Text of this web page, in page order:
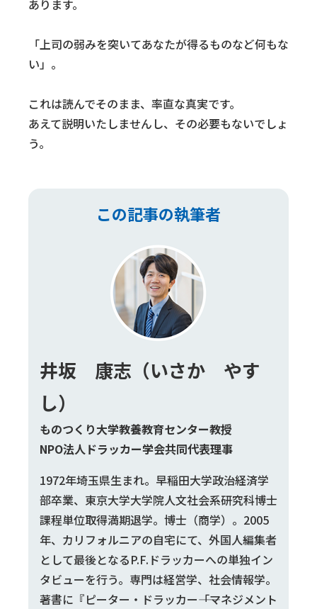
あります。
「上司の弱みを突いてあなたが得るものなど何もな
い」。
これは読んでそのまま、率直な真実です。
あえて説明いたしませんし、その必要もないでしょ
う。
この記事の執筆者
井坂 康志（いさか やす
し）
ものつくり大学教養教育センター教授
NPO法人ドラッカー学会共同代表理事
1972年埼玉県生まれ。早稲田大学政治経済学
部卒業、東京大学大学院人文社会系研究科博士
課程単位取得満期退学。博士（商学）。2005
年、カリフォルニアの自宅にて、外国人編集者
として最後となるP.F.ドラッカーへの単独イン
タビューを行う。専門は経営学、社会情報学。
著書に『ピーター・ドラッカー――「マネジメント